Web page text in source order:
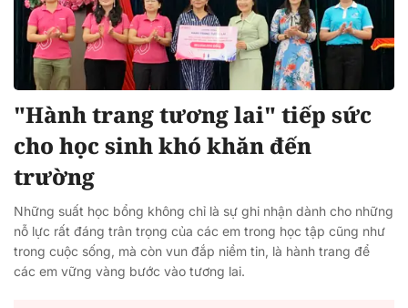
"Hành trang tương lai" tiếp sức
cho học sinh khó khăn đến
trường
Những suất học bổng không chỉ là sự ghi nhận dành cho những
nỗ lực rất đáng trân trọng của các em trong học tập cũng như
trong cuộc sống, mà còn vun đắp niềm tin, là hành trang để
các em vững vàng bước vào tương lai.